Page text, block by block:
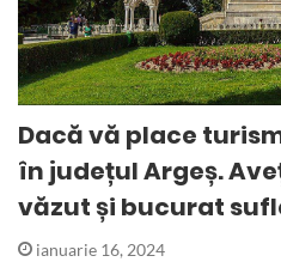
Dacă vă place
în județul Argeș.
văzut și bucurat
ianuarie 16, 2024